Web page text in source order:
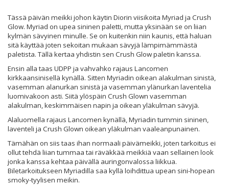
Tässä päivän meikki johon käytin Diorin viisikoita Myriad ja Crush
Glow. Myriad on upea sininen paletti, mutta yksinään se on liian
kylmän sävyinen minulle. Se on kuitenkin niin kaunis, että haluan
sitä käyttää joten sekoitan mukaan sävyjä lämpimämmästä
paletista. Tällä kertaa yhdistin sen Crush Glow paletin kanssa.
Ensin alla taas UDPP ja vahvahko rajaus Lancomen
kirkkaansinisellä kynällä. Sitten Myriadin oikean alakulman sinistä,
vasemman alanurkan sinistä ja vasemman ylänurkan laventelia
luomivakoon asti. Siitä ylöspäin Crush Glown vasemman
alakulman, keskimmäisen napin ja oikean yläkulman sävyjä.
Alaluomella rajaus Lancomen kynällä, Myriadin tummin sininen,
laventeli ja Crush Glown oikean yläkulman vaaleanpunainen.
Tämähän on siis taas ihan normaali päivämeikki, joten tarkoitus ei
ollut tehdä liian tummaa tai räväkkää meikkiä vaan sellainen look
jonka kanssa kehtaa päivällä auringonvalossa liikkua.
Biletarkoitukseen Myriadilla saa kyllä loihdittua upean sini-hopean
smoky-tyylisen meikin.